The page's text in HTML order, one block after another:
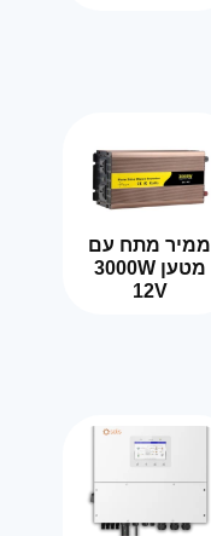
ממיר מתח עם
מטען 3000W
12V